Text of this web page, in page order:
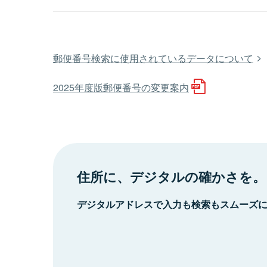
郵便番号検索に使用されているデータについて
2025年度版郵便番号の変更案内
住所に、デジタルの確かさを。
デジタルアドレスで入力も検索もスムーズ